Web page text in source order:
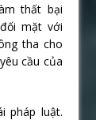
thất bại
mặt với
tha cho
cầu của
pháp luật.